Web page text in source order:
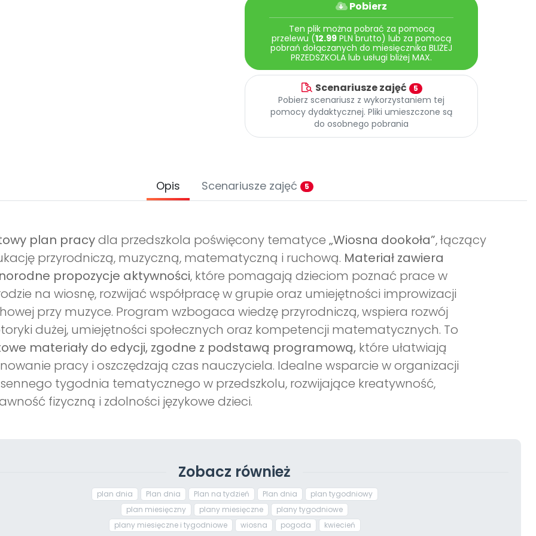
Pobierz
Ten plik można pobrać za pomocą
przelewu (12.99 PLN brutto) lub za pomocą
pobrań dołączanych do miesięcznika BLIŻEJ
PRZEDSZKOLA lub usługi bliżej MAX.
Scenariusze zajęć 5
Pobierz scenariusz z wykorzystaniem tej
pomocy dydaktycznej. Pliki umieszczone są
do osobnego pobrania
Opis Scenariusze zajęć 5
plan pracydla przedszkola poświęcony tematyce „Wiosna dookoła”, łączący
przyrodniczą, muzyczną, matematyczną i ruchową. Materiał zawiera
propozycje aktywności, które pomagają dzieciom poznać prace w
na wiosnę, rozwijać współpracę w grupie oraz umiejętności improwizacji
przy muzyce. Program wzbogaca wiedzę przyrodniczą, wspiera rozwój
dużej, umiejętności społecznych oraz kompetencji matematycznych. To
materiały do edycji, zgodne z podstawą programową, które ułatwiają
pracy i oszczędzają czas nauczyciela. Idealne wsparcie w organizacji
tygodnia tematycznego w przedszkolu, rozwijające kreatywność,
fizyczną i zdolności językowe dzieci.
Zobacz również
plan dnia Plan dnia Plan na tydzień Plan dnia
plan tygodniowy
plan miesięczny
plany miesięczne
plany tygodniowe
plany miesięczne i tygodniowe
wiosna pogoda kwiecień